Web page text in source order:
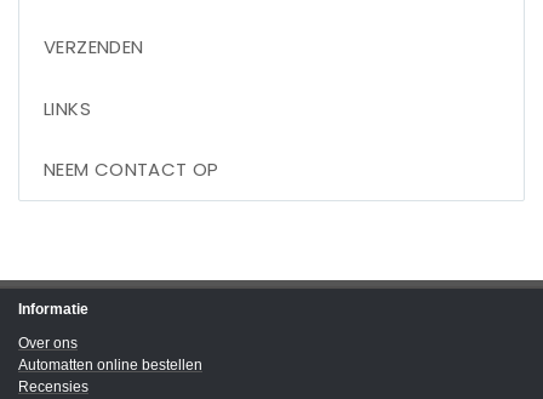
VERZENDEN
LINKS
NEEM CONTACT OP
Informatie
Over ons
Automatten online bestellen
Recensies